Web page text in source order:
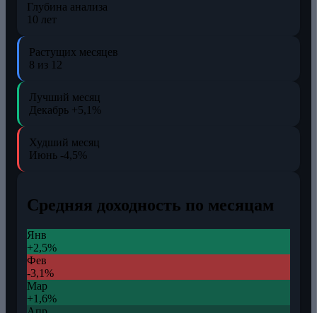
Глубина анализа
10 лет
Растущих месяцев
8 из 12
Лучший месяц
Декабрь +5,1%
Худший месяц
Июнь -4,5%
Средняя доходность по месяцам
Янв
+2,5%
Фев
-3,1%
Мар
+1,6%